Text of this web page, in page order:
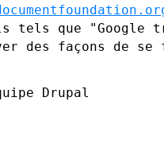
tels que
"Google
des façons de se
Drupal